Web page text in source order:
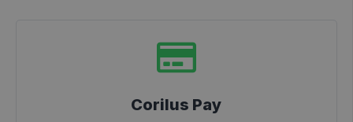
Corilus Pay